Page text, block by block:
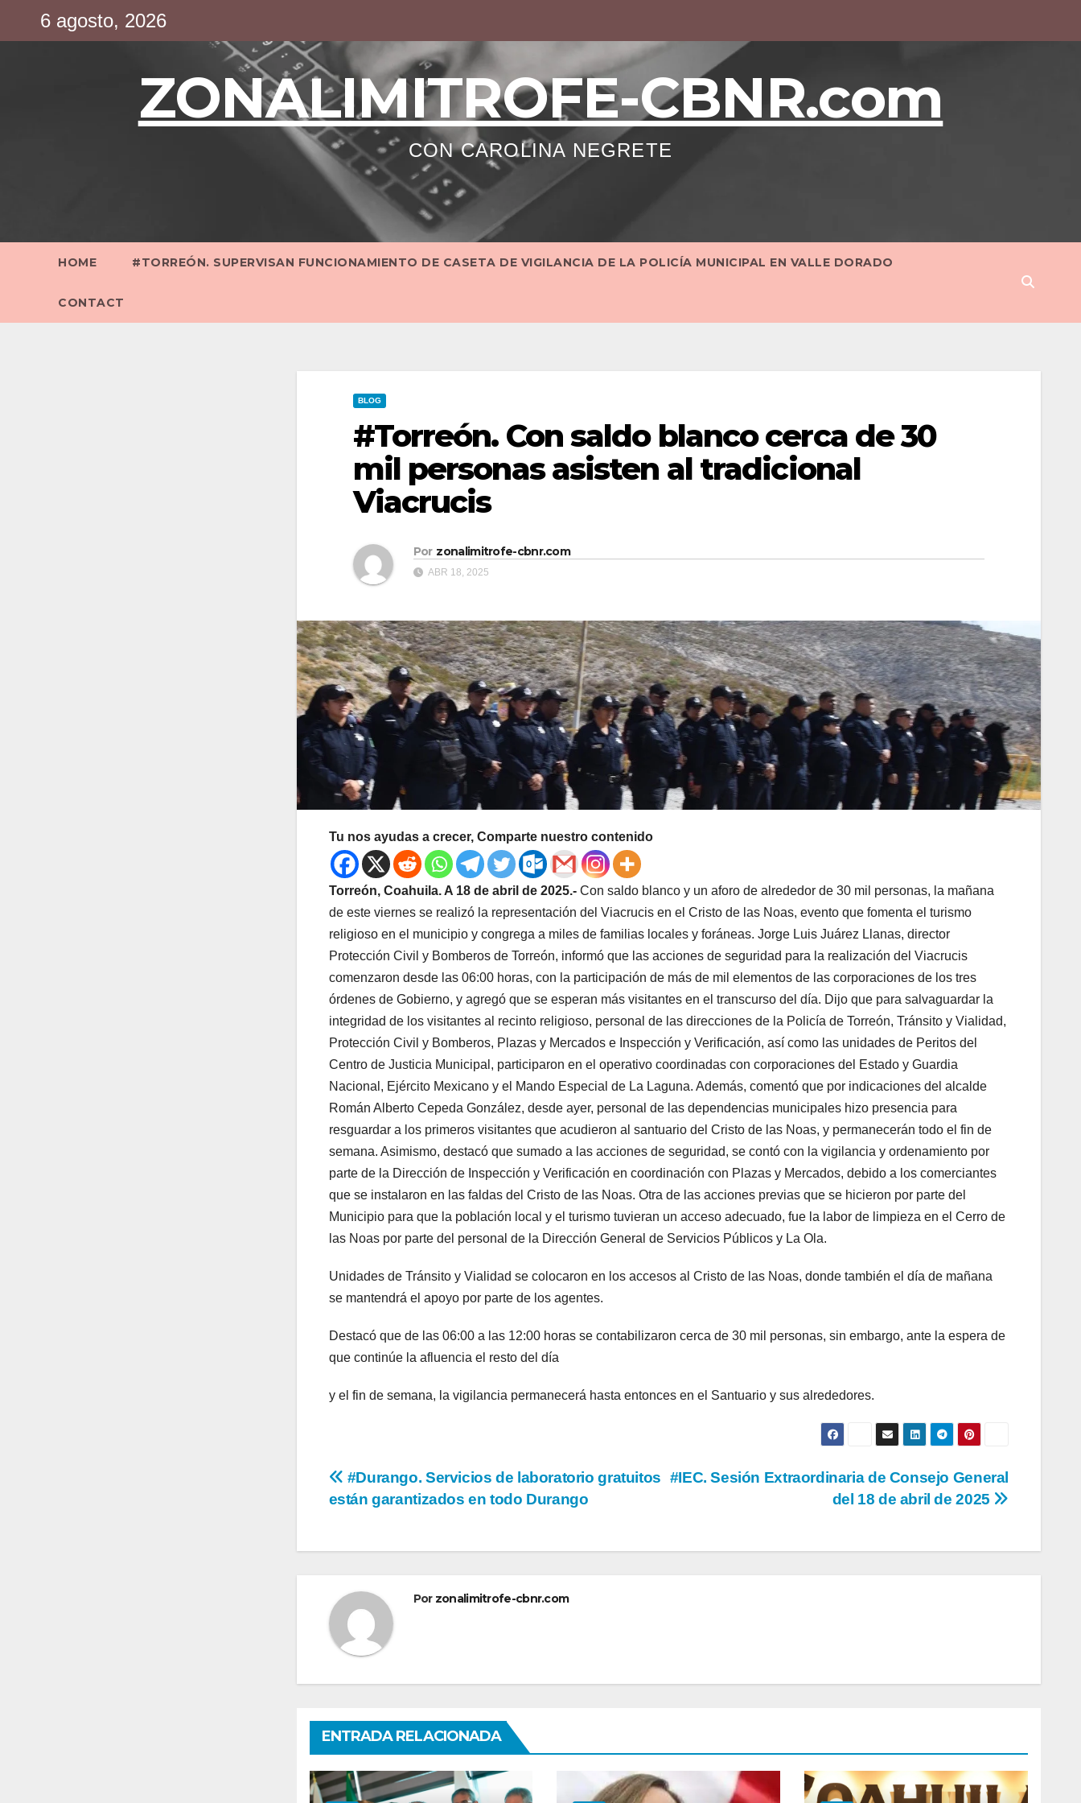
6 agosto, 2026
ZONALIMITROFE-CBNR.com
CON CAROLINA NEGRETE
HOME #TORREÓN. SUPERVISAN FUNCIONAMIENTO DE CASETA DE VIGILANCIA DE LA POLICÍA MUNICIPAL EN VALLE DORADO
CONTACT
BLOG
#Torreón. Con saldo blanco cerca de 30
mil personas asisten al tradicional
Viacrucis
Por zonalimitrofe-cbnr.com
ABR 18, 2025
Tu nos ayudas a crecer, Comparte nuestro contenido
Torreón, Coahuila. A 18 de abril de 2025.-Con saldo blanco y un aforo de alrededor de 30 mil personas, la mañana
de este viernes se realizó la representación del Viacrucis en el Cristo de las Noas, evento que fomenta el turismo
religioso en el municipio y congrega a miles de familias locales y foráneas. Jorge Luis Juárez Llanas, director
Protección Civil y Bomberos de Torreón, informó que las acciones de seguridad para la realización del Viacrucis
comenzaron desde las 06:00 horas, con la participación de más de mil elementos de las corporaciones de los tres
órdenes de Gobierno, y agregó que se esperan más visitantes en el transcurso del día. Dijo que para salvaguardar la
integridad de los visitantes al recinto religioso, personal de las direcciones de la Policía de Torreón, Tránsito y Vialidad,
Protección Civil y Bomberos, Plazas y Mercados e Inspección y Verificación, así como las unidades de Peritos del
Centro de Justicia Municipal, participaron en el operativo coordinadas con corporaciones del Estado y Guardia
Nacional, Ejército Mexicano y el Mando Especial de La Laguna. Además, comentó que por indicaciones del alcalde
Román Alberto Cepeda González, desde ayer, personal de las dependencias municipales hizo presencia para
resguardar a los primeros visitantes que acudieron al santuario del Cristo de las Noas, y permanecerán todo el fin de
semana. Asimismo, destacó que sumado a las acciones de seguridad, se contó con la vigilancia y ordenamiento por
parte de la Dirección de Inspección y Verificación en coordinación con Plazas y Mercados, debido a los comerciantes
que se instalaron en las faldas del Cristo de las Noas. Otra de las acciones previas que se hicieron por parte del
Municipio para que la población local y el turismo tuvieran un acceso adecuado, fue la labor de limpieza en el Cerro de
las Noas por parte del personal de la Dirección General de Servicios Públicos y La Ola.
Unidades de Tránsito y Vialidad se colocaron en los accesos al Cristo de las Noas, donde también el día de mañana
se mantendrá el apoyo por parte de los agentes.
Destacó que de las 06:00 a las 12:00 horas se contabilizaron cerca de 30 mil personas, sin embargo, ante la espera de
que continúe la afluencia el resto del día
y el fin de semana, la vigilancia permanecerá hasta entonces en el Santuario y sus alrededores.
Navegación
entradas
#IEC. Sesión Extraordinaria de Consejo General
del 18 de abril de 2025
#Durango. Servicios de laboratorio gratuitos
están garantizados en todo Durango
Por zonalimitrofe-cbnr.com
ENTRADA RELACIONADA